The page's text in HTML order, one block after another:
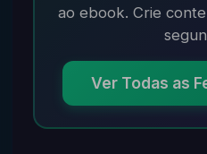
ao ebook. Crie
Ver Todas as